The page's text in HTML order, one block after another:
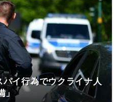
イ行為でウクライナ人
」